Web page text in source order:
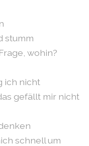
stumm
wohin?
ich nicht
gefällt mir nicht
schnell um